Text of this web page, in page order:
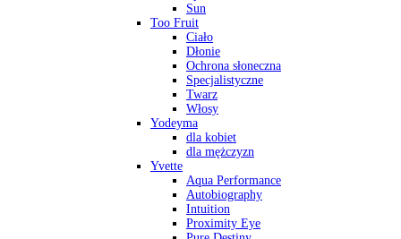
Sun
Too Fruit
Ciało
Dłonie
Ochrona słoneczna
Specjalistyczne
Twarz
Włosy
Yodeyma
dla kobiet
dla mężczyzn
Yvette
Aqua Performance
Autobiography
Intuition
Proximity Eye